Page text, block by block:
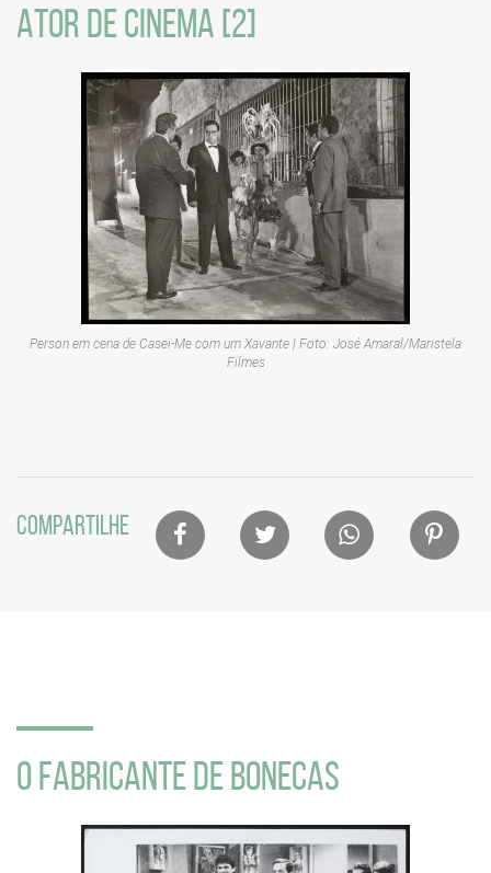
ATOR DE CINEMA [2]
Person em cena de Casei-Me com um Xavante | Foto: José Amaral/Maristela
Filmes
COMPARTILHELista
O FABRICANTE DE BONECAS